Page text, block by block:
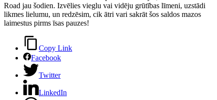
Road jau šodien. Izvēlies vieglu vai vidēju grūtības līmeni, uzstādi
likmes lielumu, un redzēsim, cik ātri vari sakrāt šos saldos mazos
laimestus pirms īsas pauzes!
Copy Link
Facebook
Twitter
LinkedIn